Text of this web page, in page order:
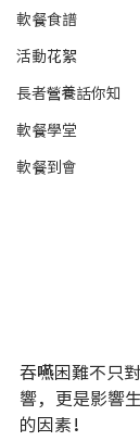
軟餐食譜
活動花絮
長者營養話你知
軟餐學堂
軟餐到會
吞嚥困難不只
響，更是影響
的因素！